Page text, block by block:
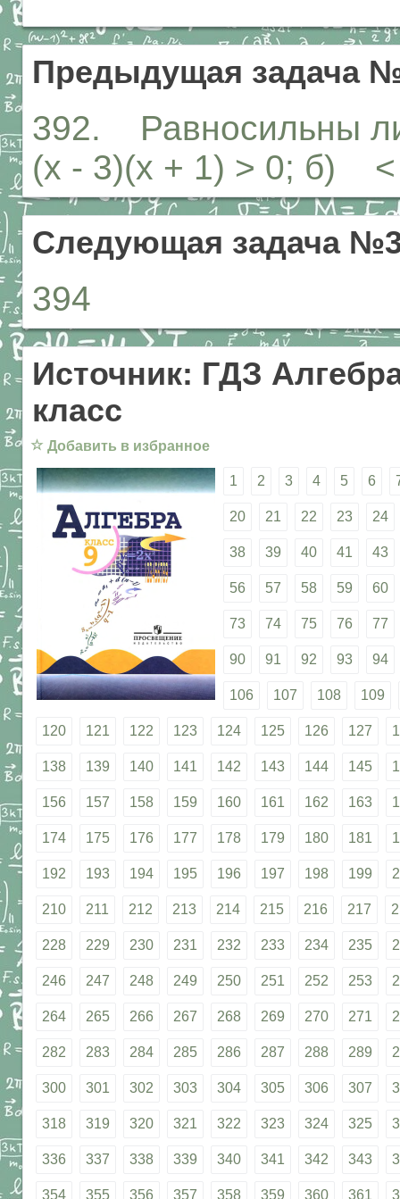
Предыдущая задача
392. Равносильны
(х - 3)(х + 1) > 0; б) <
Следующая задача
394
Источник: ГДЗ
класс
☆ Добавить в избранное
1 2 3 4 5 6
20 21 22 23 24
38 39 40 41 43
56 57 58 59 60
73 74 75 76 77
90 91 92 93 94
106 107 108 109
120 121 122 123 124 125 126 127
138 139 140 141 142 143 144 145
156 157 158 159 160 161 162 163
174 175 176 177 178 179 180 181
192 193 194 195 196 197 198 199
210 211 212 213 214 215 216 217
228 229 230 231 232 233 234 235
246 247 248 249 250 251 252 253
264 265 266 267 268 269 270 271
282 283 284 285 286 287 288 289
300 301 302 303 304 305 306 307
318 319 320 321 322 323 324 325
336 337 338 339 340 341 342 343
354 355 356 357 358 359 360 361